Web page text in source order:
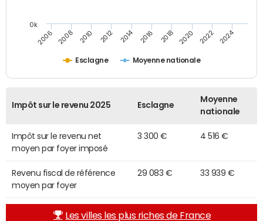
Esclagne Moyenne nationale
2006 2008 2010 2012 2014 2016 2018 2020 2022 2024
0k
Impôt sur le revenu 2025 Esclagne
Moyenne
nationale
Impôt sur le revenu net
moyen par foyer imposé
3 300 € 4 516 €
Revenu fiscal de référence
moyen par foyer
29 083 € 33 939 €
Les villes les plus riches de France